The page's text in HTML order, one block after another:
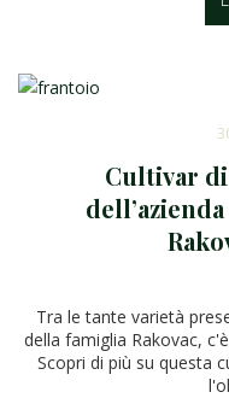
Cultivar
Tra le tante varietà
della famiglia Rakovac,
Scopri di più su questa